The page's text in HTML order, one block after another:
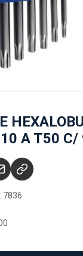
A T50 C/
7836